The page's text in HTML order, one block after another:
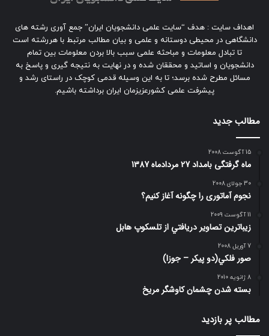
اهداف سایت : هدف “سایت علمی دانشجویان ایران” جمع آوری رشته های
دانشگاهی در محیطی دوستانه و علمی و بیان مطالب مرتبط با هررشته است
تا تبادل معلومات و مباحثه علمی سبب بالا بردن معلومات بین تمام
دانشجویان و اساتید و محققان شده و در نهایت به نتیجه گیری و پاسخ به
مسائل مطرح شده برسد؛ تا به این وسیله قدمی کوچک در راستای رشد و
پیشرفت علمی کشورعزیزمان ایران برداشته باشیم.
مطالب جدید
15 آگوست 2008
ماه گرفتگی بامداد 27 مردادماه 1387
30 جولای 2008
نجوم آماتوری را چگونه آغاز کنیم؟
11 آگوست 2009
زيباترين تصاوير دريافتي از تلسكوپ هابل
7 آوریل 2008
صور فلكي(دو پیکر – جوزا)
8 ژانویه 2010
بسته شدن چشمان کاوشگر مريخ
مطالب پر بازدید